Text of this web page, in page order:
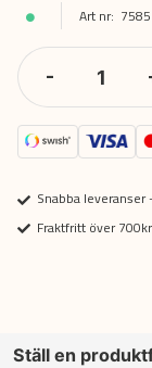
7585
-
Snabba leveranser
Fraktfritt över
Ställ en